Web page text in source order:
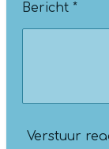
Bericht *
Verstuur